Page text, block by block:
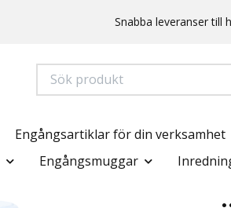
Snabba leveranser till
Engångsartiklar för din verksamhet
Engångsmuggar